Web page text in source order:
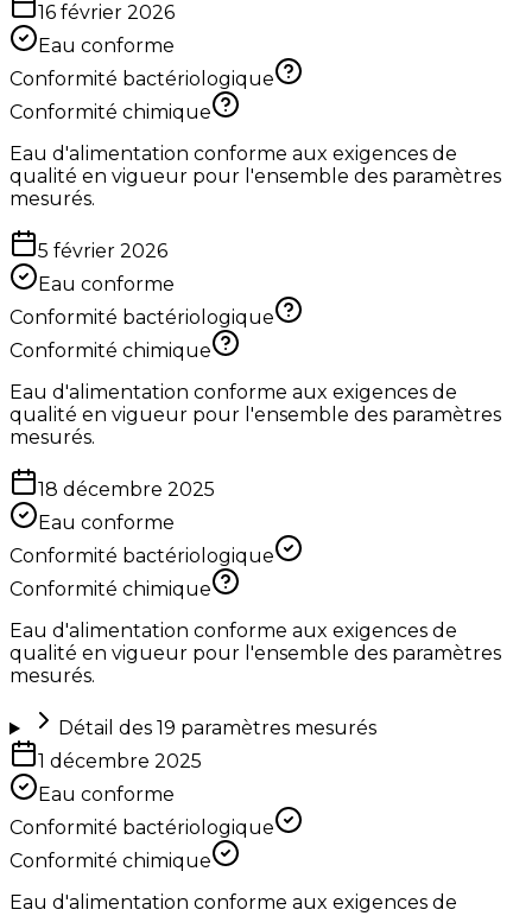
16 février 2026
Eau conforme
Conformité bactériologique
Conformité chimique
Eau d'alimentation conforme aux exigences de
qualité en vigueur pour l'ensemble des paramètres
mesurés.
5 février 2026
Eau conforme
Conformité bactériologique
Conformité chimique
Eau d'alimentation conforme aux exigences de
qualité en vigueur pour l'ensemble des paramètres
mesurés.
18 décembre 2025
Eau conforme
Conformité bactériologique
Conformité chimique
Eau d'alimentation conforme aux exigences de
qualité en vigueur pour l'ensemble des paramètres
mesurés.
Détail des 19 paramètres mesurés
1 décembre 2025
Eau conforme
Conformité bactériologique
Conformité chimique
Eau d'alimentation conforme aux exigences de